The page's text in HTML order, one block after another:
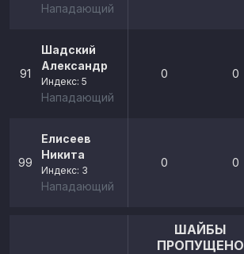
Нападающий
91
Шадский
Александр
Индекс: 5
Нападающий
0 0
99
Елисеев
Никита
Индекс: 3
Нападающий
0 0
ШАЙБЫ
ПРОПУЩЕНО